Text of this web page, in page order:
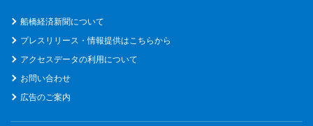
船橋経済新聞について
プレスリリース・情報提供はこちらから
アクセスデータの利用について
お問い合わせ
広告のご案内